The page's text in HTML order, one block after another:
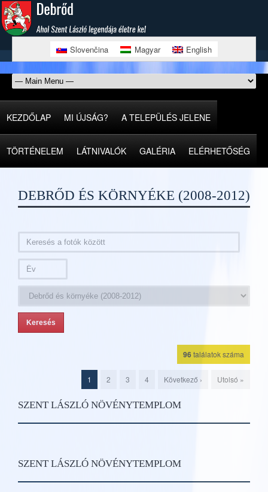
Slovenčina Magyar English
KEZDŐLAP MI ÚJSÁG? A TELEPÜLÉS JELENE
TÖRTÉNELEM LÁTNIVALÓK GALÉRIA ELÉRHETŐSÉG
DEBRŐD ÉS KÖRNYÉKE (2008-2012)
96 találatok száma
1 2 3 4 Következő › Utolsó »
SZENT LÁSZLÓ NÖVÉNYTEMPLOM
SZENT LÁSZLÓ NÖVÉNYTEMPLOM